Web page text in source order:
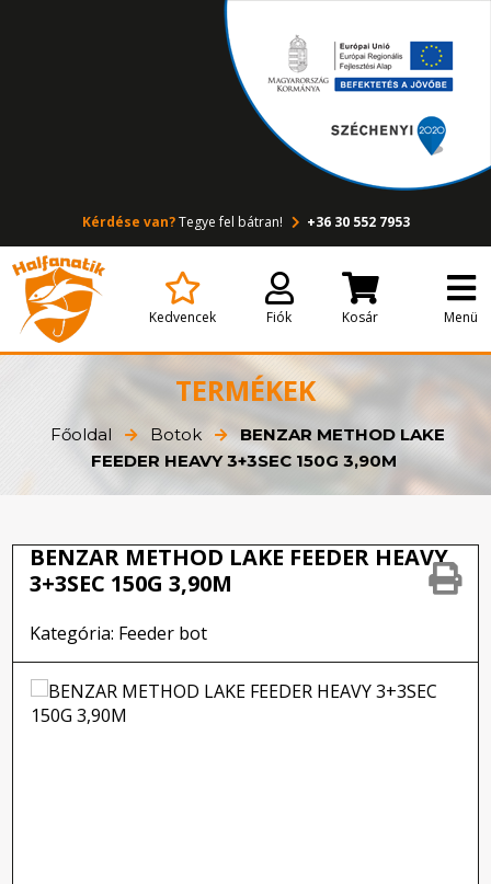
Kérdése van?Tegye fel bátran! +36 30 552 7953
Kedvencek Fiók Kosár Menü
TERMÉKEK
Főoldal Botok
BENZAR METHOD LAKE
FEEDER HEAVY 3+3SEC 150G 3,90M
BENZAR METHOD LAKE FEEDER HEAVY
3+3SEC 150G 3,90M
Kategória: Feeder bot